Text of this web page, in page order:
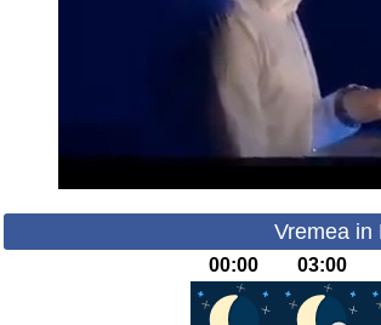
Vremea in
00:00 03:00